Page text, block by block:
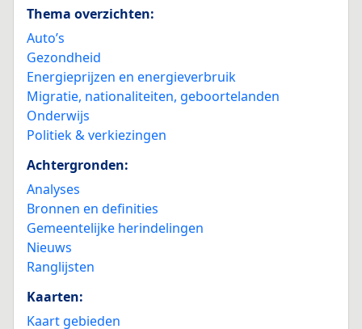
Thema overzichten:
Auto’s
Gezondheid
Energieprijzen en energieverbruik
Migratie, nationaliteiten, geboortelanden
Onderwijs
Politiek & verkiezingen
Achtergronden:
Analyses
Bronnen en definities
Gemeentelijke herindelingen
Nieuws
Ranglijsten
Kaarten:
Kaart gebieden